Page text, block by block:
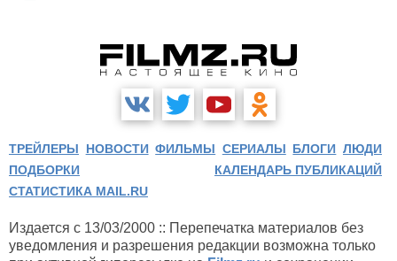
ТРЕЙЛЕРЫ НОВОСТИ ФИЛЬМЫ СЕРИАЛЫ БЛОГИ ЛЮДИ
ПОДБОРКИ
КАЛЕНДАРЬ ПУБЛИКАЦИЙ
СТАТИСТИКА MAIL.RU
Издается с 13/03/2000 :: Перепечатка материалов без
уведомления и разрешения редакции возможна только